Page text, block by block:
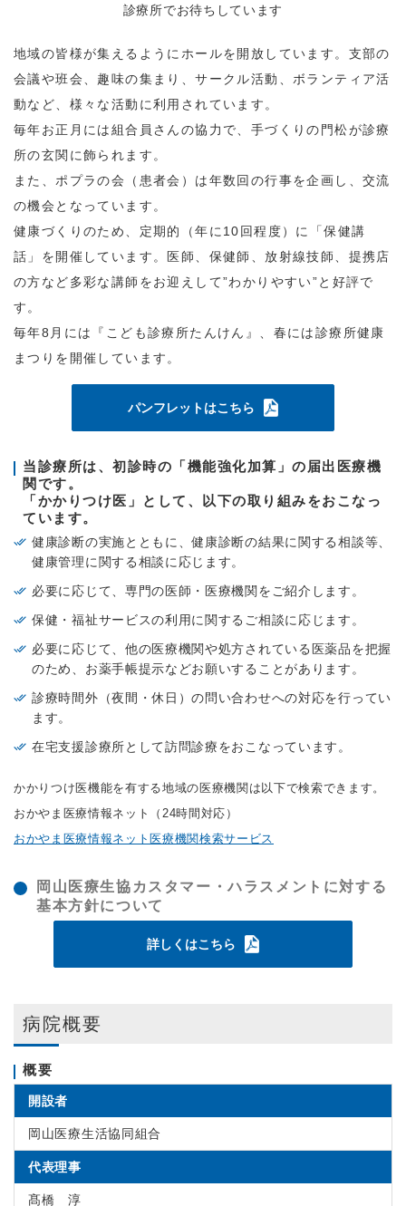
診療所でお待ちしています
地域の皆様が集えるようにホールを開放しています。支部の
会議や班会、趣味の集まり、サークル活動、ボランティア活
動など、様々な活動に利用されています。
毎年お正月には組合員さんの協力で、手づくりの門松が診療
所の玄関に飾られます。
また、ポプラの会（患者会）は年数回の行事を企画し、交流
の機会となっています。
健康づくりのため、定期的（年に10回程度）に「保健講
話」を開催しています。医師、保健師、放射線技師、提携店
の方など多彩な講師をお迎えして”わかりやすい”と好評で
す。
毎年8月には『こども診療所たんけん』、春には診療所健康
まつりを開催しています。
パンフレットはこちら
当診療所は、初診時の「機能強化加算」の届出医療機
関です。
「かかりつけ医」として、以下の取り組みをおこなっ
ています。
健康診断の実施とともに、健康診断の結果に関する相談等、
健康管理に関する相談に応じます。
必要に応じて、専門の医師・医療機関をご紹介します。
保健・福祉サービスの利用に関するご相談に応じます。
必要に応じて、他の医療機関や処方されている医薬品を把握
のため、お薬手帳提示などお願いすることがあります。
診療時間外（夜間・休日）の問い合わせへの対応を行ってい
ます。
在宅支援診療所として訪問診療をおこなっています。
かかりつけ医機能を有する地域の医療機関は以下で検索できます。
おかやま医療情報ネット（24時間対応）
おかやま医療情報ネット医療機関検索サービス
岡山医療生協カスタマー・ハラスメントに対する
基本方針について
詳しくはこちら
病院概要
概要
開設者
岡山医療生活協同組合
代表理事
髙橋 淳